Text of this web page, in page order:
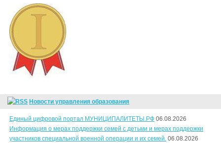
Новости управления образования
Единый цифровой портал МУНИЦИПАЛИТЕТЫ.РФ 06.08.2026
Информация о мерах поддержки семей с детьми и мерах поддержки
участников специальной военной операции и их семей. 06.08.2026